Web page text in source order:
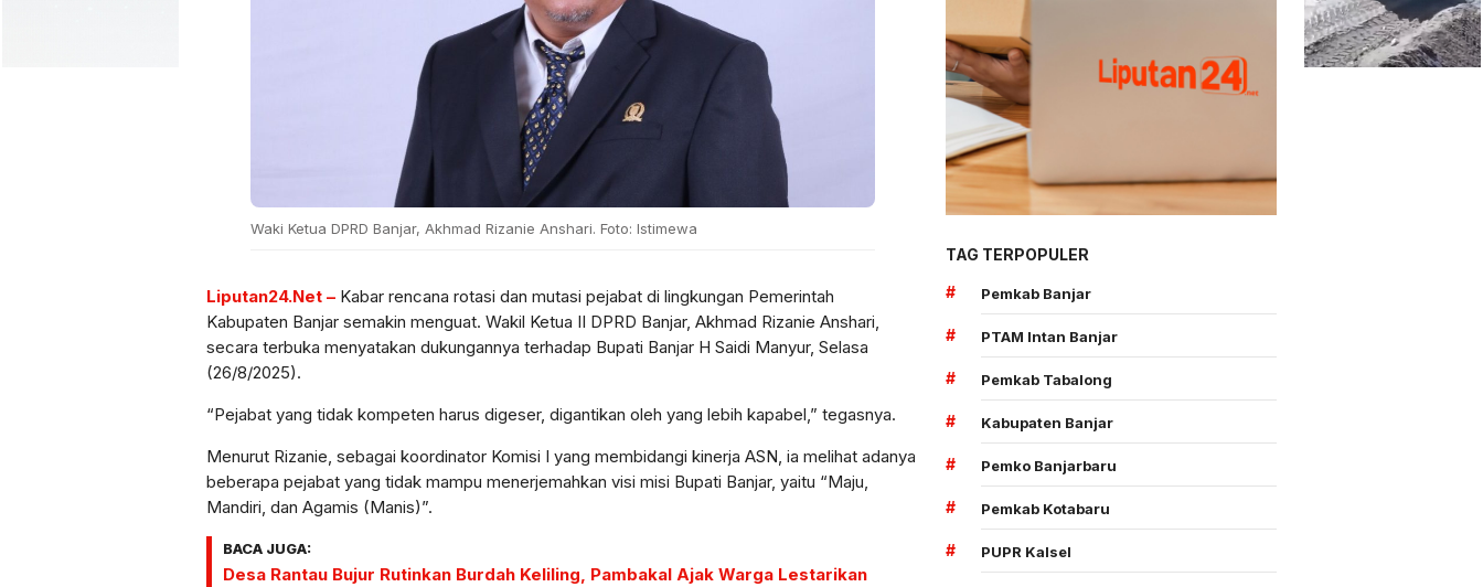
Waki Ketua DPRD Banjar, Akhmad Rizanie Anshari. Foto: Istimewa
Liputan24.Net – Kabar rencana rotasi dan mutasi pejabat di lingkungan Pemerintah
Kabupaten Banjar semakin menguat. Wakil Ketua II DPRD Banjar, Akhmad Rizanie Anshari,
secara terbuka menyatakan dukungannya terhadap Bupati Banjar H Saidi Manyur, Selasa
(26/8/2025).
“Pejabat yang tidak kompeten harus digeser, digantikan oleh yang lebih kapabel,” tegasnya.
Menurut Rizanie, sebagai koordinator Komisi I yang membidangi kinerja ASN, ia melihat adanya
beberapa pejabat yang tidak mampu menerjemahkan visi misi Bupati Banjar, yaitu “Maju,
Mandiri, dan Agamis (Manis)”.
BACA JUGA:
Desa Rantau Bujur Rutinkan Burdah Keliling, Pambakal Ajak Warga Lestarikan
TAG TERPOPULER
#
Pemkab Banjar
# PTAM Intan Banjar
# Pemkab Tabalong
# Kabupaten Banjar
# Pemko Banjarbaru
# Pemkab Kotabaru
# PUPR Kalsel